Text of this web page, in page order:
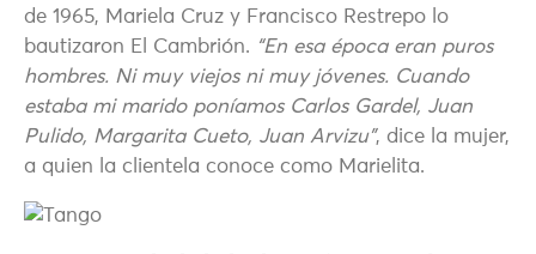
de 1965, Mariela Cruz y Francisco Restrepo lo
bautizaron El Cambrión. “En esa época eran puros
hombres. Ni muy viejos ni muy jóvenes. Cuando
estaba mi marido poníamos Carlos Gardel, Juan
Pulido, Margarita Cueto, Juan Arvizu”, dice la mujer,
a quien la clientela conoce como Marielita.